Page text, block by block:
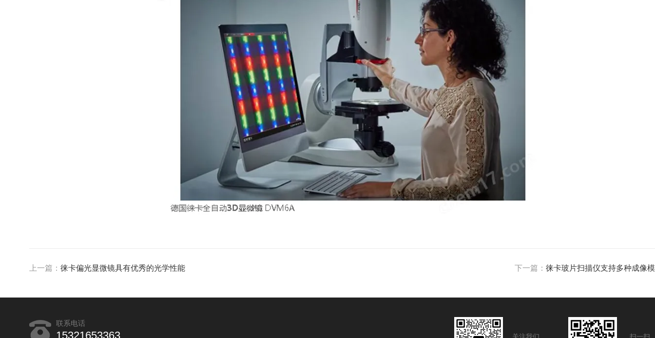
上一篇： 徕卡偏光显微镜具有优秀的光学性能 下一篇： 徕卡玻片扫描仪支持多种成像
联系电话
15321653363